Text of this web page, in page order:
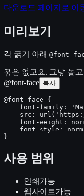
다운로드 페이지로 이
미리보기
각 굵기 아래 @font-
꿈은 없고요. 그냥 놀
@font-face 복사
@font-face {
font-family:
src:
font-weight:
font-style:
}
사용 범위
인쇄 가능
웹사이트가능